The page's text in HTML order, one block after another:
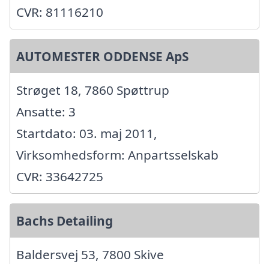
CVR: 81116210
AUTOMESTER ODDENSE ApS
Strøget 18, 7860 Spøttrup
Ansatte: 3
Startdato: 03. maj 2011,
Virksomhedsform: Anpartsselskab
CVR: 33642725
Bachs Detailing
Baldersvej 53, 7800 Skive